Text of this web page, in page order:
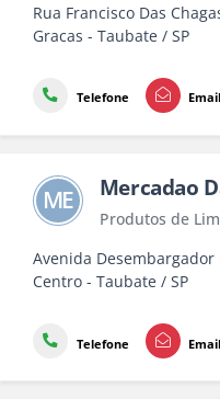
Rua Francisco Das
Gracas - Taubate / SP
Telefone Email
ME Mercadao
Produtos de
Avenida Desembargador
Centro - Taubate / SP
Telefone Email